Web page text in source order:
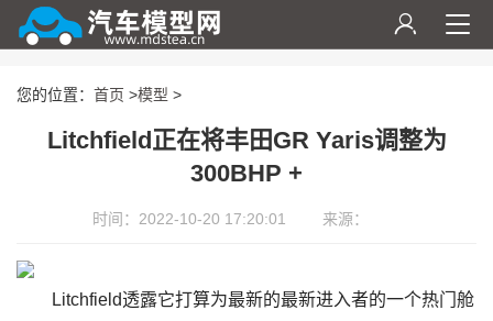
您的位置： 首页 >模型 >
Litchfield正在将丰田GR Yaris调整为
300BHP +
时间：2022-10-20 17:20:01 来源：
Litchfield透露它打算为最新的最新进入者的一个热门舱